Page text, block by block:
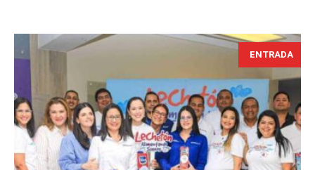
ENTRADA